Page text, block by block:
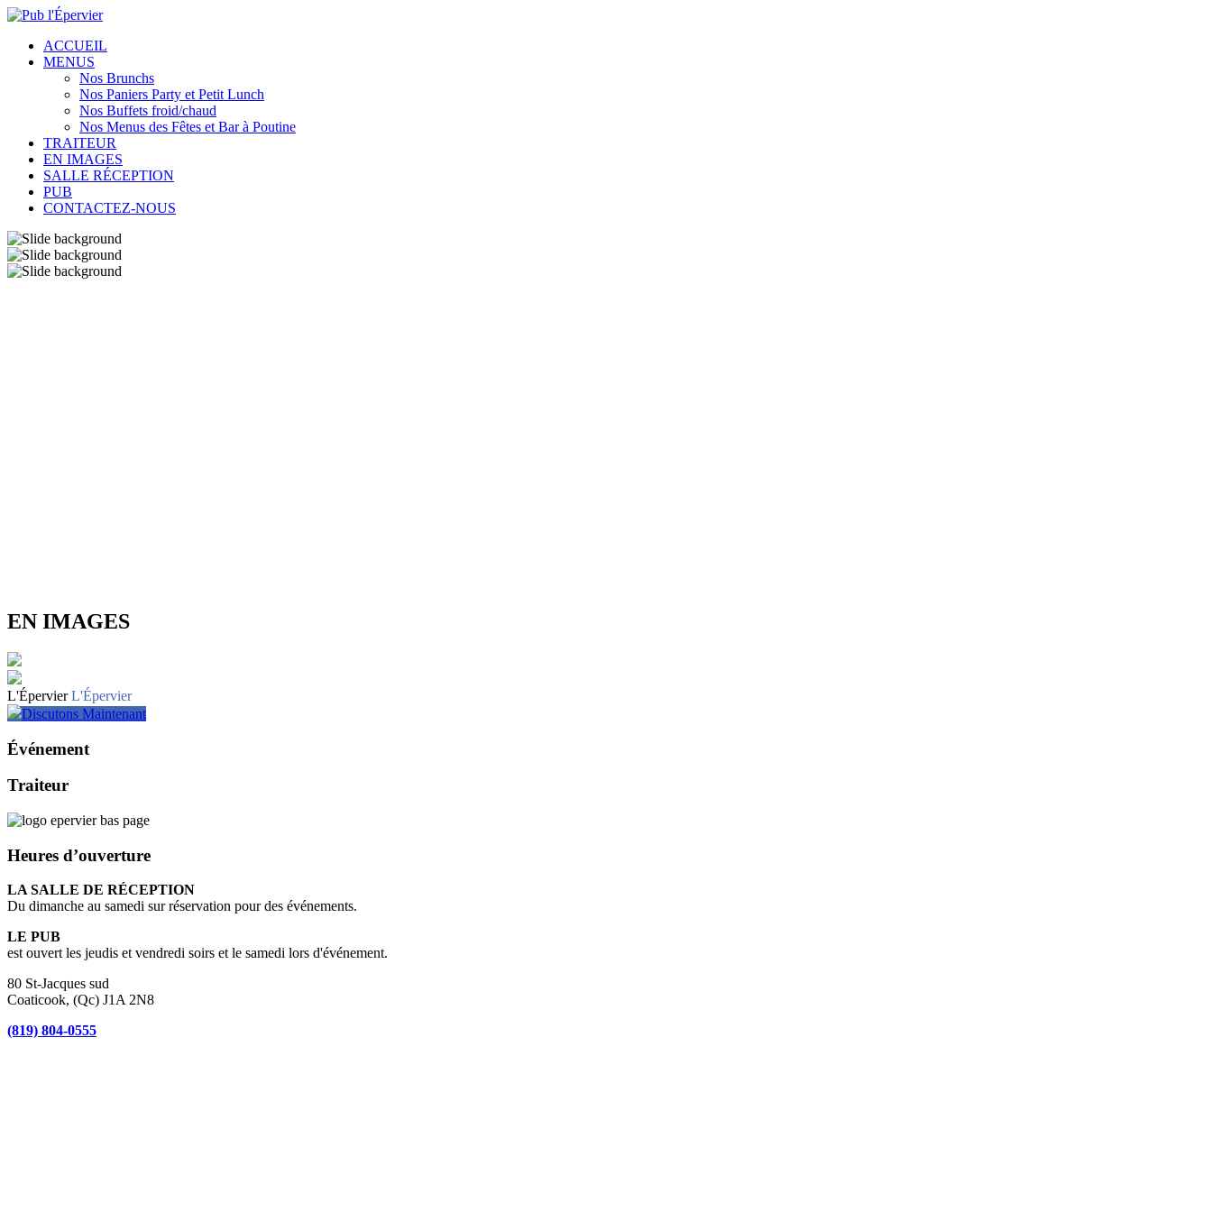
ACCUEIL
MENUS
Nos Brunchs
Nos Paniers Party et Petit Lunch
Nos Buffets froid/chaud
Nos Menus des Fêtes et Bar à Poutine
TRAITEUR
EN IMAGES
SALLE RÉCEPTION
PUB
CONTACTEZ-NOUS
EN IMAGES
L'Épervier L'Épervier
Discutons Maintenant
Événement
Traiteur
Heures d’ouverture
LA SALLE DE RÉCEPTION
Du dimanche au samedi sur réservation pour des événements.
LE PUB
est ouvert les jeudis et vendredi soirs et le samedi lors d'événement.
80 St-Jacques sud
Coaticook, (Qc) J1A 2N8
(819) 804-0555